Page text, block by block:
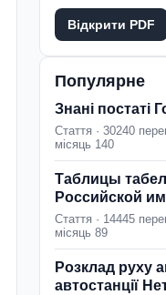
Відкрити PDF
Популярне
Знані постаті
Стаття · 30240
місяць 140
Таблицы
Российской
Стаття · 14445
місяць 89
Розклад руху
автостанції